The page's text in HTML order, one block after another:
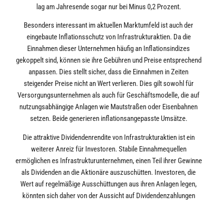
lag am Jahresende sogar nur bei Minus 0,2 Prozent.
Besonders interessant im aktuellen Marktumfeld ist auch der
eingebaute Inflationsschutz von Infrastrukturaktien. Da die
Einnahmen dieser Unternehmen häufig an Inflationsindizes
gekoppelt sind, können sie ihre Gebühren und Preise entsprechend
anpassen. Dies stellt sicher, dass die Einnahmen in Zeiten
steigender Preise nicht an Wert verlieren. Dies gilt sowohl für
Versorgungsunternehmen als auch für Geschäftsmodelle, die auf
nutzungsabhängige Anlagen wie Mautstraßen oder Eisenbahnen
setzen. Beide generieren inflationsangepasste Umsätze.
Die attraktive Dividendenrendite von Infrastrukturaktien ist ein
weiterer Anreiz für Investoren. Stabile Einnahmequellen
ermöglichen es Infrastrukturunternehmen, einen Teil ihrer Gewinne
als Dividenden an die Aktionäre auszuschütten. Investoren, die
Wert auf regelmäßige Ausschüttungen aus ihren Anlagen legen,
könnten sich daher von der Aussicht auf Dividendenzahlungen